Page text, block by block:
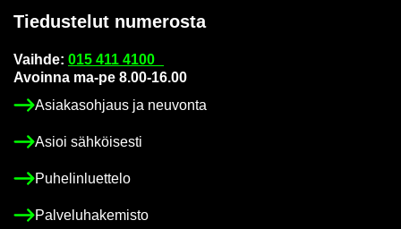
Tie­dus­te­lut nu­me­ros­ta
Vaih­de: 015 411 4100
Avoin­na ma-pe 8.00-16.00
Asia­kas­oh­jaus ja neu­von­ta
Asioi säh­köi­ses­ti
Pu­he­lin­luet­te­lo
Pal­ve­lu­ha­ke­mis­to